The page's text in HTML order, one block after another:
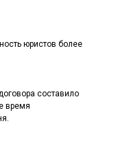
юристов более
составило
время